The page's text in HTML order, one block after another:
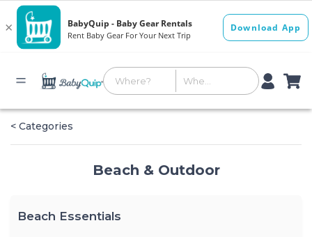
< Categories
Beach & Outdoor
Beach Essentials